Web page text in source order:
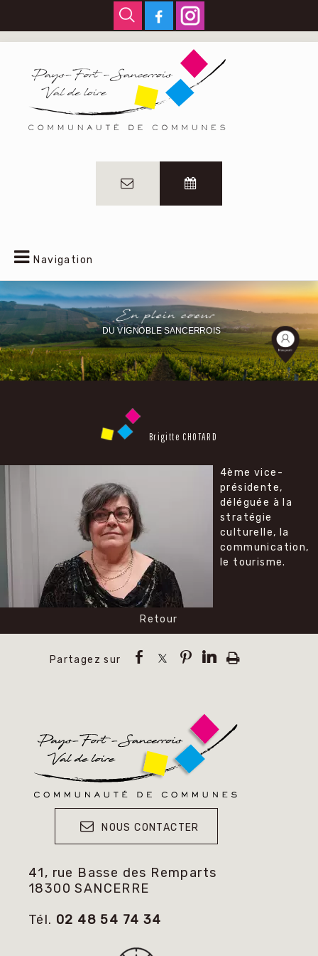
Navigation
DU VIGNOBLE SANCERROIS
Brigitte CHOTARD
4ème vice-
présidente,
déléguée à la
stratégie
culturelle, la
communication,
le tourisme.
Retour
NOUS CONTACTER
41, rue Basse des Remparts
18300 SANCERRE
Tél. 02 48 54 74 34